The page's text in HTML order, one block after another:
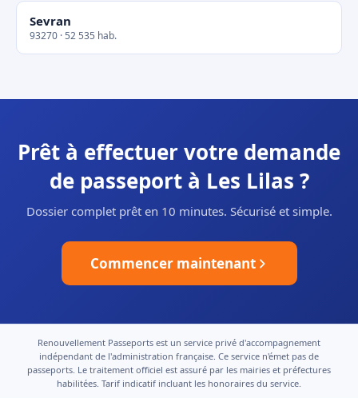
Sevran
93270 · 52 535 hab.
Prêt à effectuer votre demande
de passeport à Les Lilas ?
Dossier complet prêt en 10 minutes. Sécurisé et simple.
Commencer maintenant
Renouvellement Passeports est un service privé d'accompagnement
indépendant de l'administration française. Ce service n'émet pas de
passeports. Le traitement officiel est assuré par les mairies et préfectures
habilitées. Tarif indicatif incluant les honoraires du service.